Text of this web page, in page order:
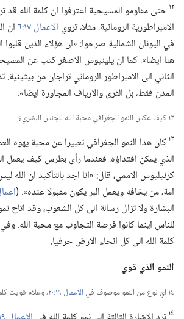
١٢حتى مقاومو المسيحية اعترفوا ان كلمة الله قد
الامبراطورية الرومانية.‏ مثلا،‏ تروي الاعمال ١٧:‏٦
ان
في اليونان الشمالية صرخوا:‏ «ان هؤلاء الذين
هنا ايضا».‏ كما ان پلينيوس الاصغر كتب عن
الثاني الى الامبراطور الروماني تراجان من بيثينية.‏
المدن فقط،‏ بل القرى والارياف المجاورة ايضا».‏
١٣ كيف عكس النمو الجغرافي محبة الله للجنس البشري؟‏
١٣كان هذا النمو الجغرافي تعبيرا عن محبة يهوه
الذي يمكن افتداؤه.‏ فعندما رأى بطرس كيف يعمل
كرنيليوس الاممي،‏ قال:‏ «انا اجد بالتأكيد ان الله
امة،‏ من يخافه ويعمل البر يكون مقبولا عنده».‏ (‏اعمال
البشارة ولا تزال رسالة الى كل الشعوب،‏ وقد اتاح
كلمة الله الى كل انحاء الارض حرفيا.‏
النمو الذي قوي
١٤ ايّ نوع من النمو موصوف في الاعمال ١٩:‏٢٠
‏،‏ وعلامَ قويت
١٤